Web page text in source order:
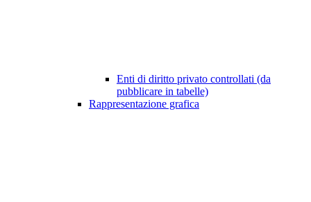
Enti di diritto privato controllati (da
pubblicare in tabelle)
Rappresentazione grafica